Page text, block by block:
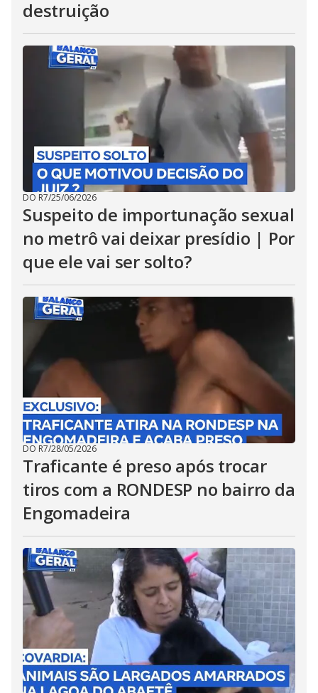
destruição
DO R7/25/06/2026
Suspeito de importunação sexual
no metrô vai deixar presídio | Por
que ele vai ser solto?
DO R7/28/05/2026
Traficante é preso após trocar
tiros com a RONDESP no bairro da
Engomadeira